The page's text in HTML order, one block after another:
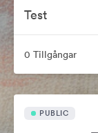
Test
0 Tillgångar
PUBLIC